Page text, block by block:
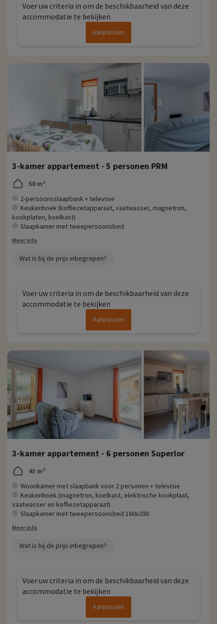
Voer uw criteria in om de beschikbaarheid van deze
accommodatie te bekijken
Aanpassen
3-kamer appartement - 5 personen PRM
50 m²
2-persoonsslaapbank + televisie
Keukenhoek (koffiezetapparaat, vaatwasser, magnetron,
kookplaten, koelkast)
Slaapkamer met tweepersoonsbed
Meer info
Wat is bij de prijs inbegrepen?
Voer uw criteria in om de beschikbaarheid van deze
accommodatie te bekijken
Aanpassen
3-kamer appartement - 6 personen Superior
43 m²
Woonkamer met slaapbank voor 2 personen + televisie
Keukenhoek (magnetron, koelkast, elektrische kookplaat,
vaatwasser en koffiezetapparaat)
Slaapkamer met tweepersoonsbed 160x200
Meer info
Wat is bij de prijs inbegrepen?
Voer uw criteria in om de beschikbaarheid van deze
accommodatie te bekijken
Aanpassen